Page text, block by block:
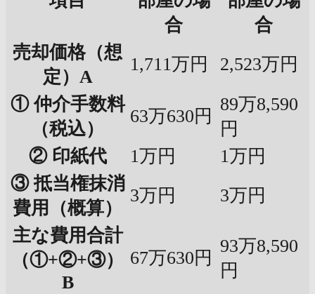
合
合
売却価格（想
定）A
1,711万円
2,523万円
① 仲介手数料
（税込）
63万630円
89万8,590
円
② 印紙代
1万円
1万円
③ 抵当権抹消
費用（概算）
3万円
3万円
主な費用合計
（①+②+③）
B
67万630円
93万8,590
円